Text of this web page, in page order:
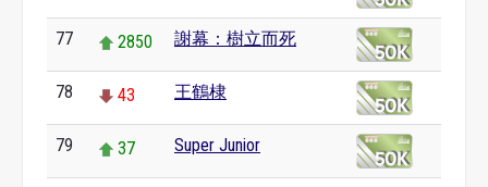
77 2850 謝幕：樹立而死
78 43 王鶴棣
79 37 Super Junior